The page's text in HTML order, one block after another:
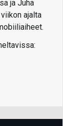
ja Juha
ajalta